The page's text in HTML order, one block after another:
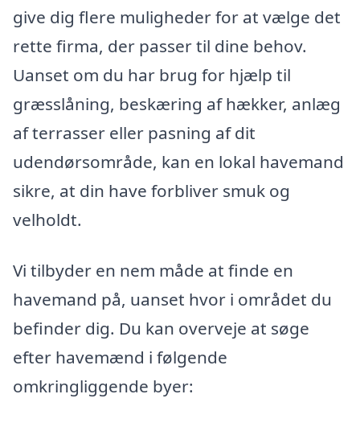
give dig flere muligheder for at vælge det
rette firma, der passer til dine behov.
Uanset om du har brug for hjælp til
græsslåning, beskæring af hækker, anlæg
af terrasser eller pasning af dit
udendørsområde, kan en lokal havemand
sikre, at din have forbliver smuk og
velholdt.
Vi tilbyder en nem måde at finde en
havemand på, uanset hvor i området du
befinder dig. Du kan overveje at søge
efter havemænd i følgende
omkringliggende byer: